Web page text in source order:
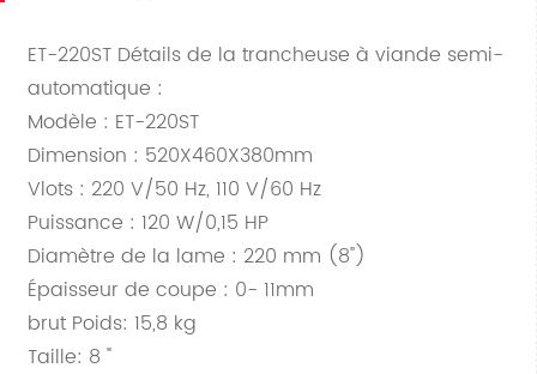
ET-220ST Détails de la trancheuse à viande semi-
automatique :
Modèle : ET-220ST
Dimension : 520X460X380mm
Vlots : 220 V/50 Hz, 110 V/60 Hz
Puissance : 120 W/0,15 HP
Diamètre de la lame : 220 mm (8")
Épaisseur de coupe : 0- 11mm
brut Poids: 15,8 kg
Taille: 8 "